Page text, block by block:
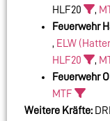
HLF20
,
Feuerwehr
, ELW
HLF20
,
Feuerwehr
MTF
Weitere Kräfte: